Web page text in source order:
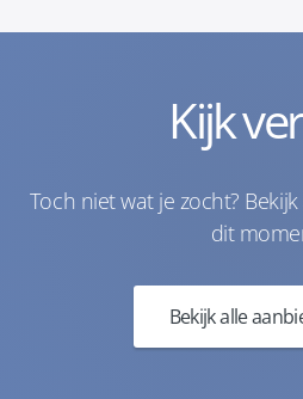
Kijk
Toch niet wat je zocht?
dit
Bekijk alle